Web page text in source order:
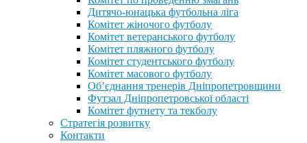
Дитячо-юнацька футбольна ліга
Комітет жіночого футболу
Комітет ветеранського футболу
Комітет пляжного футболу
Комітет студентського футболу
Комітет масового футболу
Обʼєднання тренерів Дніпропетровщини
Футзал Дніпропетровської області
Комітет футнету та текболу
Стратегія розвитку
Контакти